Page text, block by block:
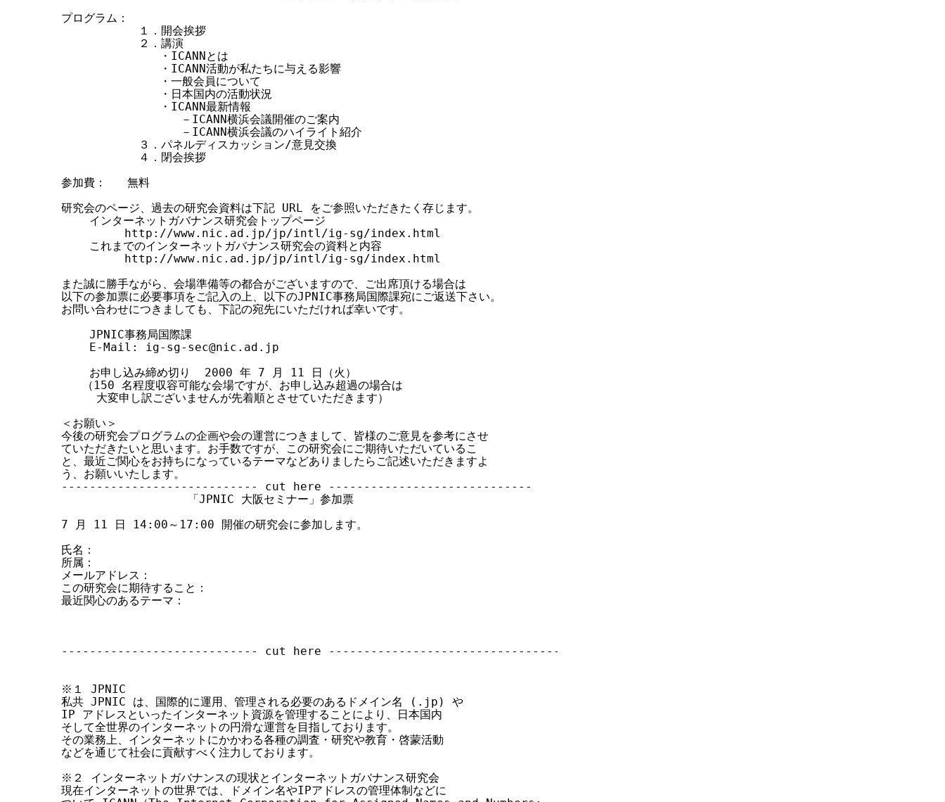
プログラム：
           １．開会挨拶
           ２．講演
              ・ICANNとは
              ・ICANN活動が私たちに与える影響
              ・一般会員について
              ・日本国内の活動状況
              ・ICANN最新情報
                 －ICANN横浜会議開催のご案内
                 －ICANN横浜会議のハイライト紹介
           ３．パネルディスカッション/意見交換
           ４．閉会挨拶
参加費：   無料
研究会のページ、過去の研究会資料は下記 URL をご参照いただきたく存じます。
    インターネットガバナンス研究会トップページ
         http://www.nic.ad.jp/jp/intl/ig-sg/index.html
    これまでのインターネットガバナンス研究会の資料と内容
         http://www.nic.ad.jp/jp/intl/ig-sg/index.html
また誠に勝手ながら、会場準備等の都合がございますので、ご出席頂ける場合は
以下の参加票に必要事項をご記入の上、以下のJPNIC事務局国際課宛にご返送下さい。
お問い合わせにつきましても、下記の宛先にいただければ幸いです。
    JPNIC事務局国際課
    E-Mail: ig-sg-sec@nic.ad.jp
    お申し込み締め切り  2000 年 7 月 11 日（火）
   （150 名程度収容可能な会場ですが、お申し込み超過の場合は
     大変申し訳ございませんが先着順とさせていただきます）
＜お願い＞
今後の研究会プログラムの企画や会の運営につきまして、皆様のご意見を参考にさせ
ていただきたいと思います。お手数ですが、この研究会にご期待いただいているこ
と、最近ご関心をお持ちになっているテーマなどありましたらご記述いただきますよ
う、お願いいたします。
---------------------------- cut here -----------------------------
                  「JPNIC 大阪セミナー」参加票
7 月 11 日 14:00～17:00 開催の研究会に参加します。
氏名：
所属：
メールアドレス：
この研究会に期待すること：
最近関心のあるテーマ：
---------------------------- cut here ---------------------------------
※１ JPNIC
私共 JPNIC は、国際的に運用、管理される必要のあるドメイン名 (.jp) や
IP アドレスといったインターネット資源を管理することにより、日本国内
そして全世界のインターネットの円滑な運営を目指しております。
その業務上、インターネットにかかわる各種の調査・研究や教育・啓蒙活動
などを通じて社会に貢献すべく注力しております。
※２ インターネットガバナンスの現状とインターネットガバナンス研究会
現在インターネットの世界では、ドメイン名やIPアドレスの管理体制などに